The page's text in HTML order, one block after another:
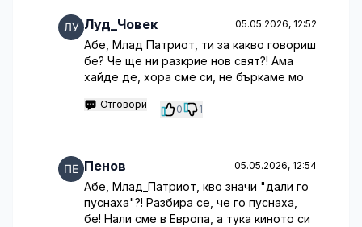
Луд_Човек 05.05.2026, 12:52
Абе, Млад Патриот, ти за какво говориш
бе? Че ще ни разкрие нов свят?! Ама
хайде де, хора сме си, не бъркаме мо
Отговори 0 1
Пенов 05.05.2026, 12:54
Абе, Млад_Патриот, кво значи "дали го
пуснаха"?! Разбира се, че го пуснаха,
бе! Нали сме в Европа, а тука киното си